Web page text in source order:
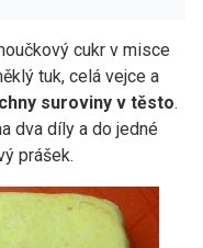
cukr v misce
tuk, celá vejce a
suroviny v těsto.
dva díly a do jedné
prášek.